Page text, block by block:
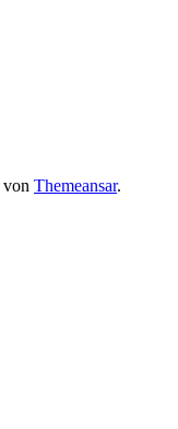
von Themeansar.